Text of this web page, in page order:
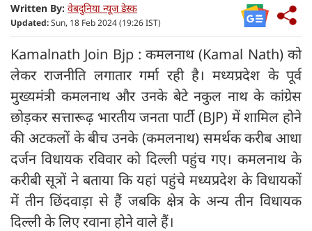
Written By: वेबदुनिया न्यूज डेस्क
Updated:Sun, 18 Feb 2024 (19:26 IST)
Kamalnath Join Bjp : कमलनाथ (Kamal Nath) को
लेकर राजनीति लगातार गर्मा रही है। मध्यप्रदेश के पूर्व
मुख्यमंत्री कमलनाथ और उनके बेटे नकुल नाथ के कांग्रेस
छोड़कर सत्तारूढ़ भारतीय जनता पार्टी (BJP) में शामिल होने
की अटकलों के बीच उनके (कमलनाथ) समर्थक करीब आधा
दर्जन विधायक रविवार को दिल्ली पहुंच गए। कमलनाथ के
करीबी सूत्रों ने बताया कि यहां पहुंचे मध्यप्रदेश के विधायकों
में तीन छिंदवाड़ा से हैं जबकि क्षेत्र के अन्य तीन विधायक
दिल्ली के लिए रवाना होने वाले हैं।